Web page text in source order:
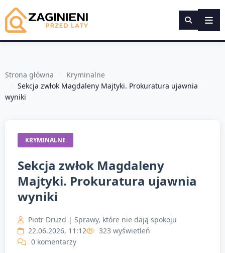
Strona główna
Kryminalne
Sekcja zwłok Magdaleny Majtyki. Prokuratura ujawnia
wyniki
KRYMINALNE
Sekcja zwłok Magdaleny
Majtyki. Prokuratura ujawnia
wyniki
Piotr Druzd | Sprawy, które nie dają spokoju
22.06.2026, 11:12
323 wyświetleń
0 komentarzy